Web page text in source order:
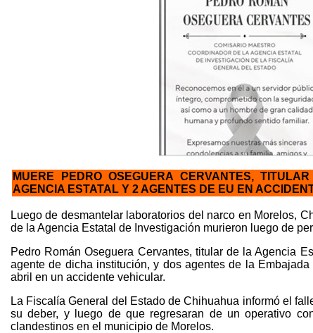
MUERE PEDRO OSEGUERA CERVANTES,
AGENCIA ESTATAL Y 2 AGENTES DE EU EN
Luego de desmantelar laboratorios del narco en Morelos,
de la Agencia Estatal de Investigación murieron luego de
Pedro Román Oseguera Cervantes, titular de la Agencia
agente de dicha institución, y dos agentes de la
abril en un accidente vehicular.
La Fiscalía General del Estado de Chihuahua informó el
su deber, y luego de que regresaran de un operativo
clandestinos en el municipio de Morelos.